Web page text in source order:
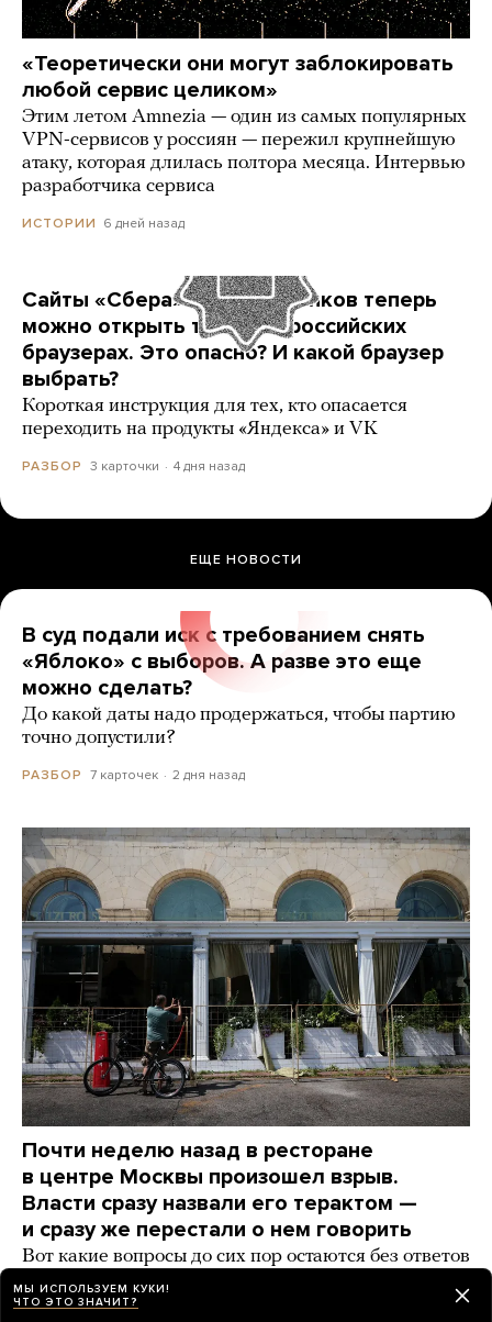
«Теоретически они могут заблокировать
любой сервис целиком»
Этим летом Amnezia — один из самых популярных
VPN-сервисов у россиян — пережил крупнейшую
атаку, которая длилась полтора месяца. Интервью
разработчика сервиса
ИСТОРИИ 6 дней назад
Сайты «Сбера» и других банков теперь
можно открыть только в российских
браузерах. Это опасно? И какой браузер
выбрать?
Короткая инструкция для тех, кто опасается
переходить на продукты «Яндекса» и VK
РАЗБОР 3 карточки 4 дня назад
ЕЩЕ НОВОСТИ
В суд подали иск с требованием снять
«Яблоко» с выборов. А разве это еще
можно сделать?
До какой даты надо продержаться, чтобы партию
точно допустили?
РАЗБОР 7 карточек 2 дня назад
Почти неделю назад в ресторане
в центре Москвы произошел взрыв.
Власти сразу назвали его терактом —
и сразу же перестали о нем говорить
Вот какие вопросы до сих пор остаются без ответов
НОВОСТИ 2 дня назад
МЫ ИСПОЛЬЗУЕМ КУКИ!
ЧТО ЭТО ЗНАЧИТ?